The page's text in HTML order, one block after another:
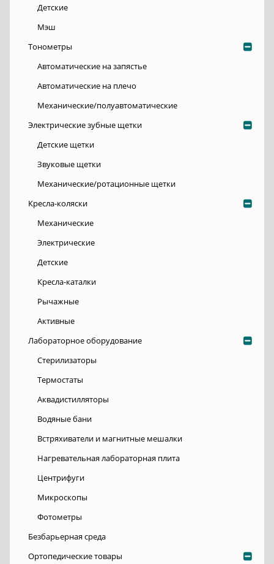
Детские
Мэш
Тонометры
Автоматические на запястье
Автоматические на плечо
Механические/полуавтоматические
Электрические зубные щетки
Детские щетки
Звуковые щетки
Механические/ротационные щетки
Кресла-коляски
Механические
Электрические
Детские
Кресла-каталки
Рычажные
Активные
Лабораторное оборудование
Стерилизаторы
Термостаты
Аквадистилляторы
Водяные бани
Встряхиватели и магнитные мешалки
Нагревательная лабораторная плита
Центрифуги
Микроскопы
Фотометры
Безбарьерная среда
Ортопедические товары